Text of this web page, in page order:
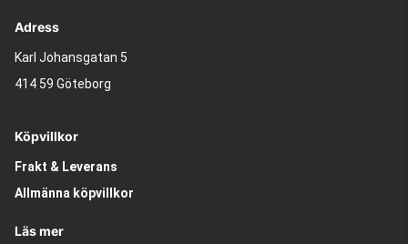
Adress
Karl Johansgatan 5
414 59 Göteborg
Köpvillkor
Frakt & Leverans
Allmänna köpvillkor
Läs mer